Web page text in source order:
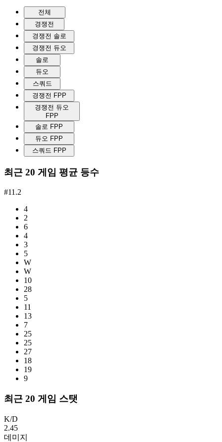
전체
경쟁전
경쟁전 솔로
경쟁전 듀오
솔로
듀오
스쿼드
경쟁전 FPP
경쟁전 듀오
FPP
솔로 FPP
듀오 FPP
스쿼드 FPP
최근 20 게임 평균 등수
#11.2
4
2
6
4
3
5
W
W
10
28
5
11
13
7
25
25
27
18
19
9
최근 20 게임 스탯
K/D
2.45
데미지